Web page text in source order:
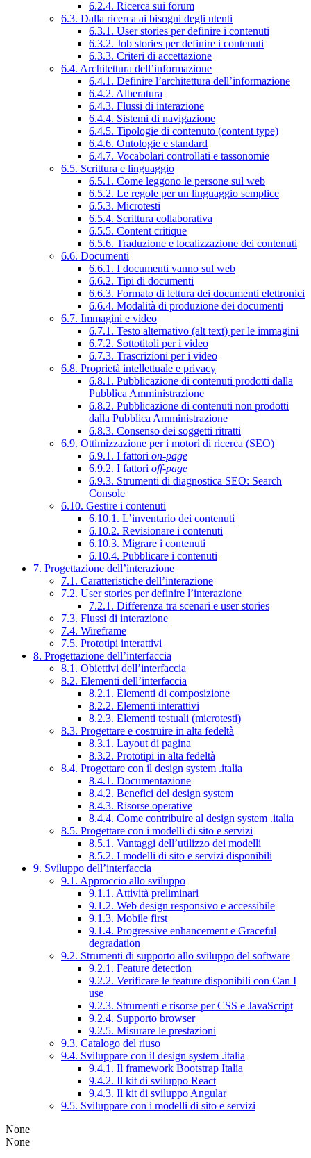
6.2.4. Ricerca sui forum
6.3. Dalla ricerca ai bisogni degli utenti
6.3.1. User stories per definire i contenuti
6.3.2. Job stories per definire i contenuti
6.3.3. Criteri di accettazione
6.4. Architettura dell’informazione
6.4.1. Definire l’architettura dell’informazione
6.4.2. Alberatura
6.4.3. Flussi di interazione
6.4.4. Sistemi di navigazione
6.4.5. Tipologie di contenuto (content type)
6.4.6. Ontologie e standard
6.4.7. Vocabolari controllati e tassonomie
6.5. Scrittura e linguaggio
6.5.1. Come leggono le persone sul web
6.5.2. Le regole per un linguaggio semplice
6.5.3. Microtesti
6.5.4. Scrittura collaborativa
6.5.5. Content critique
6.5.6. Traduzione e localizzazione dei contenuti
6.6. Documenti
6.6.1. I documenti vanno sul web
6.6.2. Tipi di documenti
6.6.3. Formato di lettura dei documenti elettronici
6.6.4. Modalità di produzione dei documenti
6.7. Immagini e video
6.7.1. Testo alternativo (alt text) per le immagini
6.7.2. Sottotitoli per i video
6.7.3. Trascrizioni per i video
6.8. Proprietà intellettuale e privacy
6.8.1. Pubblicazione di contenuti prodotti dalla
Pubblica Amministrazione
6.8.2. Pubblicazione di contenuti non prodotti
dalla Pubblica Amministrazione
6.8.3. Consenso dei soggetti ritratti
6.9. Ottimizzazione per i motori di ricerca (SEO)
6.9.1. I fattori on-page
6.9.2. I fattori off-page
6.9.3. Strumenti di diagnostica SEO: Search
Console
6.10. Gestire i contenuti
6.10.1. L’inventario dei contenuti
6.10.2. Revisionare i contenuti
6.10.3. Migrare i contenuti
6.10.4. Pubblicare i contenuti
7. Progettazione dell’interazione
7.1. Caratteristiche dell’interazione
7.2. User stories per definire l’interazione
7.2.1. Differenza tra scenari e user stories
7.3. Flussi di interazione
7.4. Wireframe
7.5. Prototipi interattivi
8. Progettazione dell’interfaccia
8.1. Obiettivi dell’interfaccia
8.2. Elementi dell’interfaccia
8.2.1. Elementi di composizione
8.2.2. Elementi interattivi
8.2.3. Elementi testuali (microtesti)
8.3. Progettare e costruire in alta fedeltà
8.3.1. Layout di pagina
8.3.2. Prototipi in alta fedeltà
8.4. Progettare con il design system .italia
8.4.1. Documentazione
8.4.2. Benefici del design system
8.4.3. Risorse operative
8.4.4. Come contribuire al design system .italia
8.5. Progettare con i modelli di sito e servizi
8.5.1. Vantaggi dell’utilizzo dei modelli
8.5.2. I modelli di sito e servizi disponibili
9. Sviluppo dell’interfaccia
9.1. Approccio allo sviluppo
9.1.1. Attività preliminari
9.1.2. Web design responsivo e accessibile
9.1.3. Mobile first
9.1.4. Progressive enhancement e Graceful
degradation
9.2. Strumenti di supporto allo sviluppo del software
9.2.1. Feature detection
9.2.2. Verificare le feature disponibili con Can I
use
9.2.3. Strumenti e risorse per CSS e JavaScript
9.2.4. Supporto browser
9.2.5. Misurare le prestazioni
9.3. Catalogo del riuso
9.4. Sviluppare con il design system .italia
9.4.1. Il framework Bootstrap Italia
9.4.2. Il kit di sviluppo React
9.4.3. Il kit di sviluppo Angular
9.5. Sviluppare con i modelli di sito e servizi
None
None